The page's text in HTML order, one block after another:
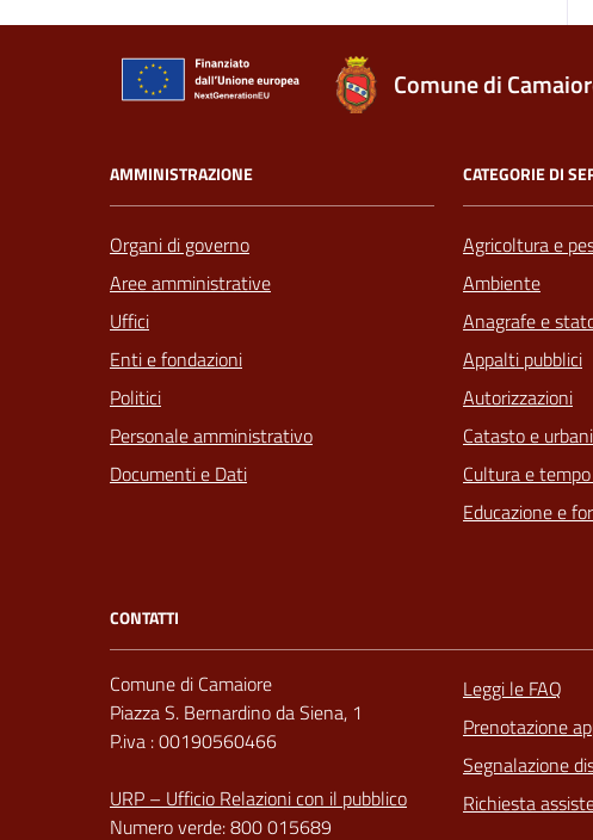
Comune di
AMMINISTRAZIONE
Organi di governo
Aree amministrative
Uffici
Enti e fondazioni
Politici
Personale amministrativo
Documenti e Dati
CATEGORIE DI
Agricoltura e
Ambiente
Anagrafe e
Appalti pubblici
Autorizzazioni
Catasto e
Cultura e
Educazione e
CONTATTI
Comune di Camaiore
Piazza S. Bernardino da Siena, 1
P.iva : 00190560466
URP – Ufficio Relazioni con il pubblico
Numero verde: 800 015689
Leggi le FAQ
Prenotazione
Segnalazione
Richiesta